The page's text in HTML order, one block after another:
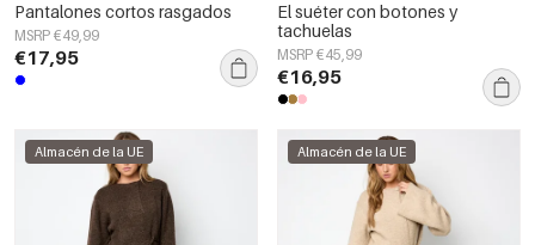
Pantalones cortos rasgados
MSRP €49,99
€17,95
El suéter con botones y
tachuelas
MSRP €45,99
€16,95
Almacén de la UE Almacén de la UE